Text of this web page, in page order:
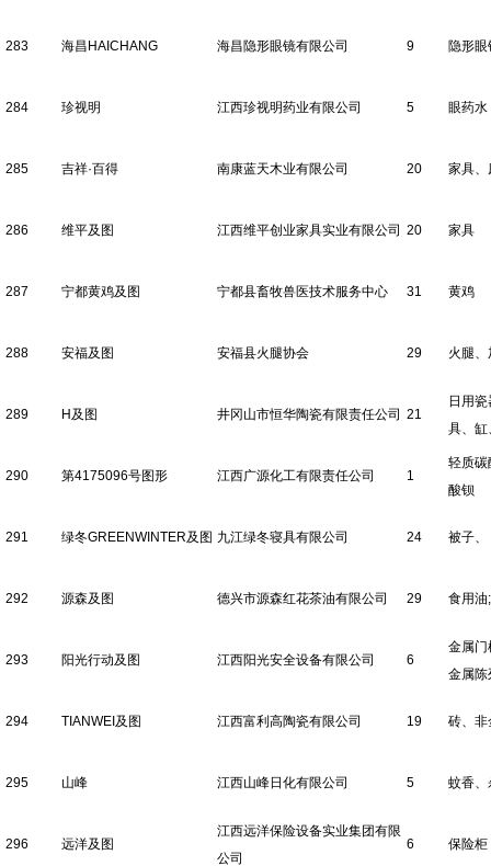
283 海昌HAICHANG 海昌隐形眼镜有限公司 9 隐形
284 珍视明 江西珍视明药业有限公司 5 眼药水
285 吉祥·百得 南康蓝天木业有限公司 20 家具、
286 维平及图 江西维平创业家具实业有限公司 20 家具
287 宁都黄鸡及图 宁都县畜牧兽医技术服务中心 31 黄鸡
288 安福及图 安福县火腿协会 29 火腿
289 H及图 井冈山市恒华陶瓷有限责任公司 21
日用
具、缸
290 第4175096号图形 江西广源化工有限责任公司 1
轻质碳
酸钡
291 绿冬GREENWINTER及图 九江绿冬寝具有限公司 24 被子、
292 源森及图 德兴市源森红花茶油有限公司 29 食用油
293 阳光行动及图 江西阳光安全设备有限公司 6
金属门
金属陈
294 TIANWEI及图 江西富利高陶瓷有限公司 19 砖、非
295 山峰 江西山峰日化有限公司 5 蚊香、
296 远洋及图
江西远洋保险设备实业集团有限
公司
6 保险柜